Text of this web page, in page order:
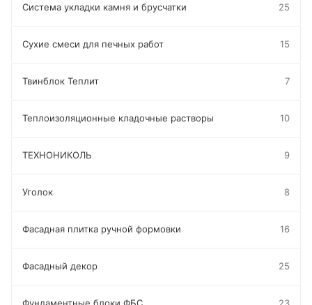
Система укладки камня и брусчатки 25
Сухие смеси для печных работ 15
Твинблок Теплит 7
Теплоизоляционные кладочные растворы 10
ТЕХНОНИКОЛЬ 9
Уголок 8
Фасадная плитка ручной формовки 16
Фасадный декор 25
Фундаментные блоки ФБС 23